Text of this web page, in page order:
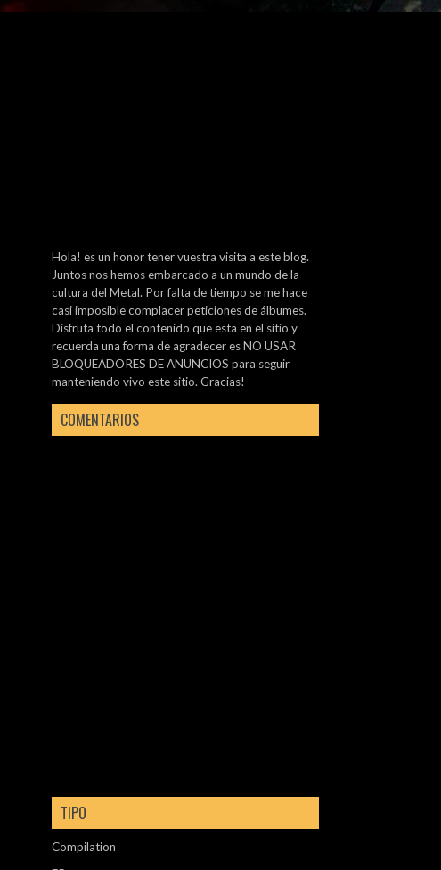
Hola! es un honor tener vuestra visita a este blog.
Juntos nos hemos embarcado a un mundo de la
cultura del Metal. Por falta de tiempo se me hace
casi imposible complacer peticiones de álbumes.
Disfruta todo el contenido que esta en el sitio y
recuerda una forma de agradecer es NO USAR
BLOQUEADORES DE ANUNCIOS para seguir
manteniendo vivo este sitio. Gracias!
COMENTARIOS
TIPO
Compilation